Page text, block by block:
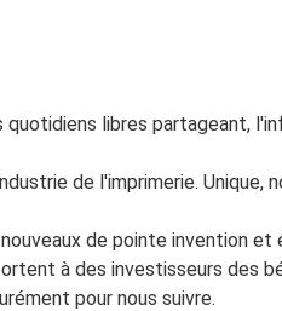
quotidiens libres partageant,
de l'imprimerie. Unique,
de pointe invention
à des investisseurs des
pour nous suivre.